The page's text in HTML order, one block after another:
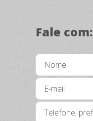
Fale com: